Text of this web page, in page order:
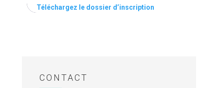
Téléchargez le dossier d’inscription
CONTACT